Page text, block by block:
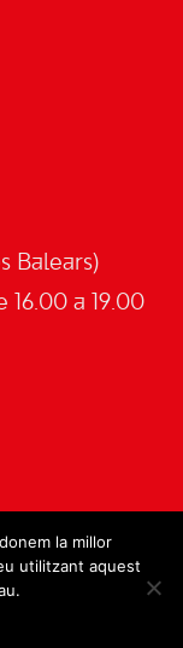
Balears)
16.00 a 19.00
la millor
utilitzant aquest